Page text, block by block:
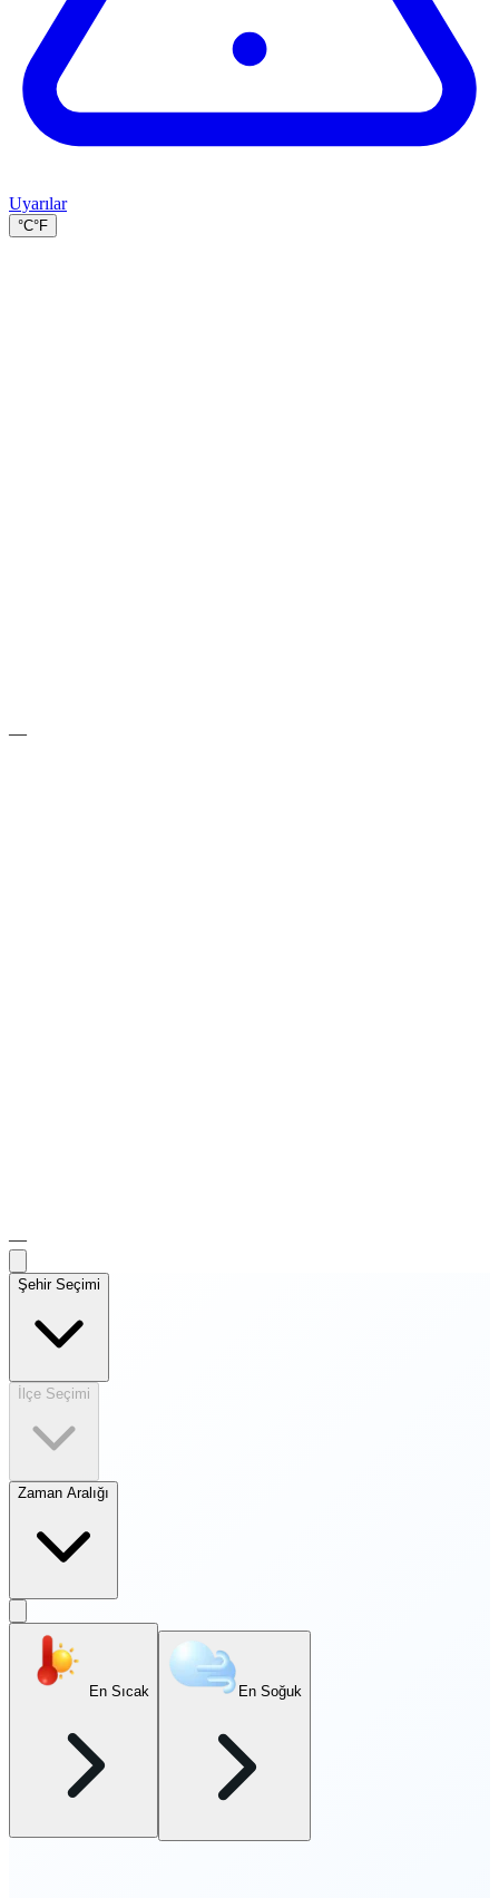
Uyarılar
°C°F
—
—
Şehir Seçimi
İlçe Seçimi
Zaman Aralığı
En Sıcak En Soğuk